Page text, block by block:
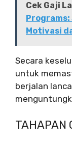
Cek Gaji
Motivasi
Secara
untuk
berjalan
TAHAPAN